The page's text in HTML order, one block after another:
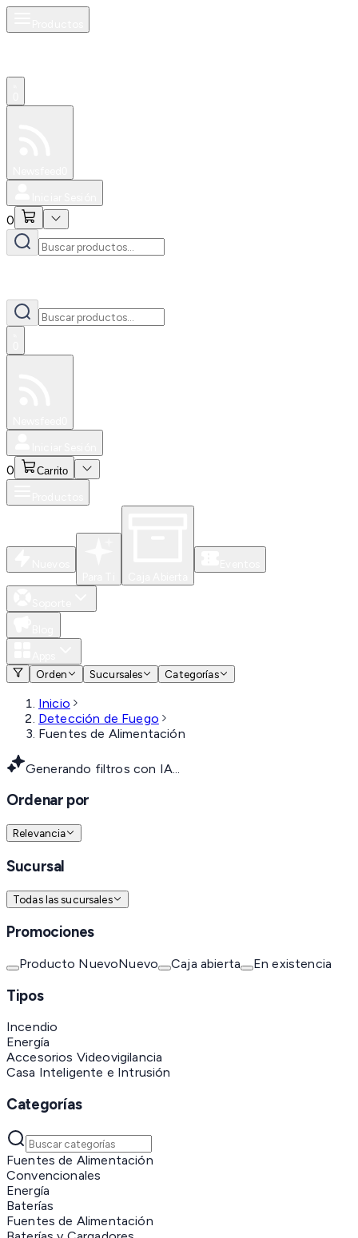
0
0 Carrito
Orden
Sucursales Categorías
Inicio
Detección de Fuego
Fuentes de Alimentación
Generando filtros con IA...
Ordenar por
Relevancia
Sucursal
Todas las sucursales
Promociones
Producto NuevoNuevo Caja abierta En existencia
Tipos
Incendio
Energía
Accesorios Videovigilancia
Casa Inteligente e Intrusión
Categorías
Fuentes de Alimentación
Convencionales
Energía
Baterías
Fuentes de Alimentación